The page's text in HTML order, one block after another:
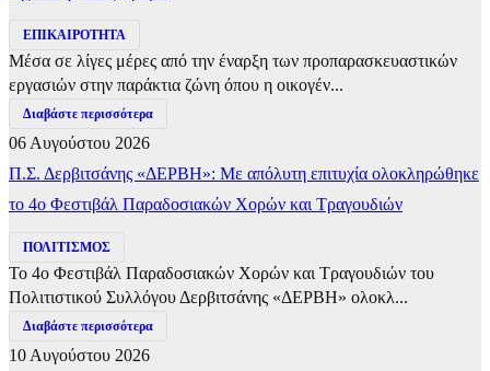
ΕΠΙΚΑΙΡΟΤΗΤΑ
Μέσα σε λίγες μέρες από την έναρξη των προπαρασκευαστικών
εργασιών στην παράκτια ζώνη όπου η οικογέν...
Διαβάστε περισσότερα
06 Αυγούστου 2026
Π.Σ. Δερβιτσάνης «ΔΕΡΒΗ»: Με απόλυτη επιτυχία ολοκληρώθηκε
το 4ο Φεστιβάλ Παραδοσιακών Χορών και Τραγουδιών
ΠΟΛΙΤΙΣΜΟΣ
Το 4ο Φεστιβάλ Παραδοσιακών Χορών και Τραγουδιών του
Πολιτιστικού Συλλόγου Δερβιτσάνης «ΔΕΡΒΗ» ολοκλ...
Διαβάστε περισσότερα
10 Αυγούστου 2026